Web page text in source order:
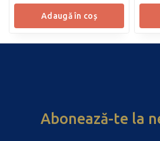
5
adaugă în coș
5
Abonează-te la